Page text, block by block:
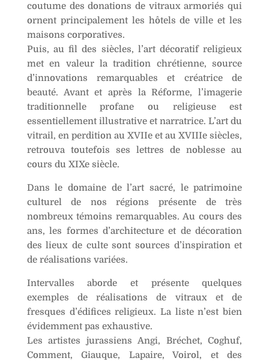
sacré
i
v
coutume des donations de vitraux armoriés qui
ornent principalement les hôtels de ville et les
maisons corporatives.
Puis, au fil des siècles, l’art décoratif religieux
met en valeur la tradition chrétienne, source
d’innovations remarquables et créatrice de
beauté. Avant et après la Réforme, l’imagerie
traditionnelle profane ou religieuse est
essentiellement illustrative et narratrice. L’art du
vitrail, en perdition au XVIIe et au XVIIIe siècles,
retrouva toutefois ses lettres de noblesse au
cours du XIXe siècle.
Dans le domaine de l’art sacré, le patrimoine
culturel de nos régions présente de très
nombreux témoins remarquables. Au cours des
ans, les formes d’architecture et de décoration
des lieux de culte sont sources d’inspiration et
de réalisations variées.
Intervalles aborde et présente quelques
exemples de réalisations de vitraux et de
fresques d’édifices religieux. La liste n’est bien
évidemment pas exhaustive.
Les artistes jurassiens Angi, Bréchet, Coghuf,
Comment, Giauque, Lapaire, Voirol, et des